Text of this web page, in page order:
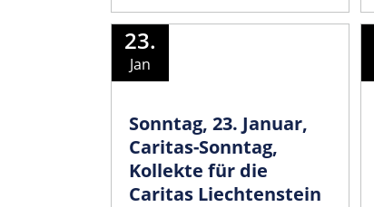
23.
Jan
Sonntag, 23. Januar,
Caritas-Sonntag,
Kollekte für die
Caritas Liechtenstein